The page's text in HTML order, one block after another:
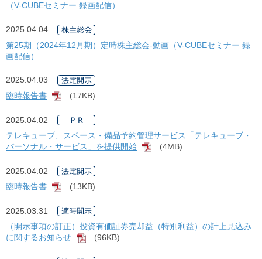
（V-CUBEセミナー 録画配信）
2025.04.04
第25期（2024年12月期）定時株主総会-動画（V-CUBEセミナー 録
画配信）
2025.04.03
臨時報告書
[PDF]
(17KB)
2025.04.02
テレキューブ、スペース・備品予約管理サービス「テレキューブ・
パーソナル・サービス」を提供開始
[PDF]
(4MB)
2025.04.02
臨時報告書
[PDF]
(13KB)
2025.03.31
（開示事項の訂正）投資有価証券売却益（特別利益）の計上見込み
に関するお知らせ
[PDF]
(96KB)